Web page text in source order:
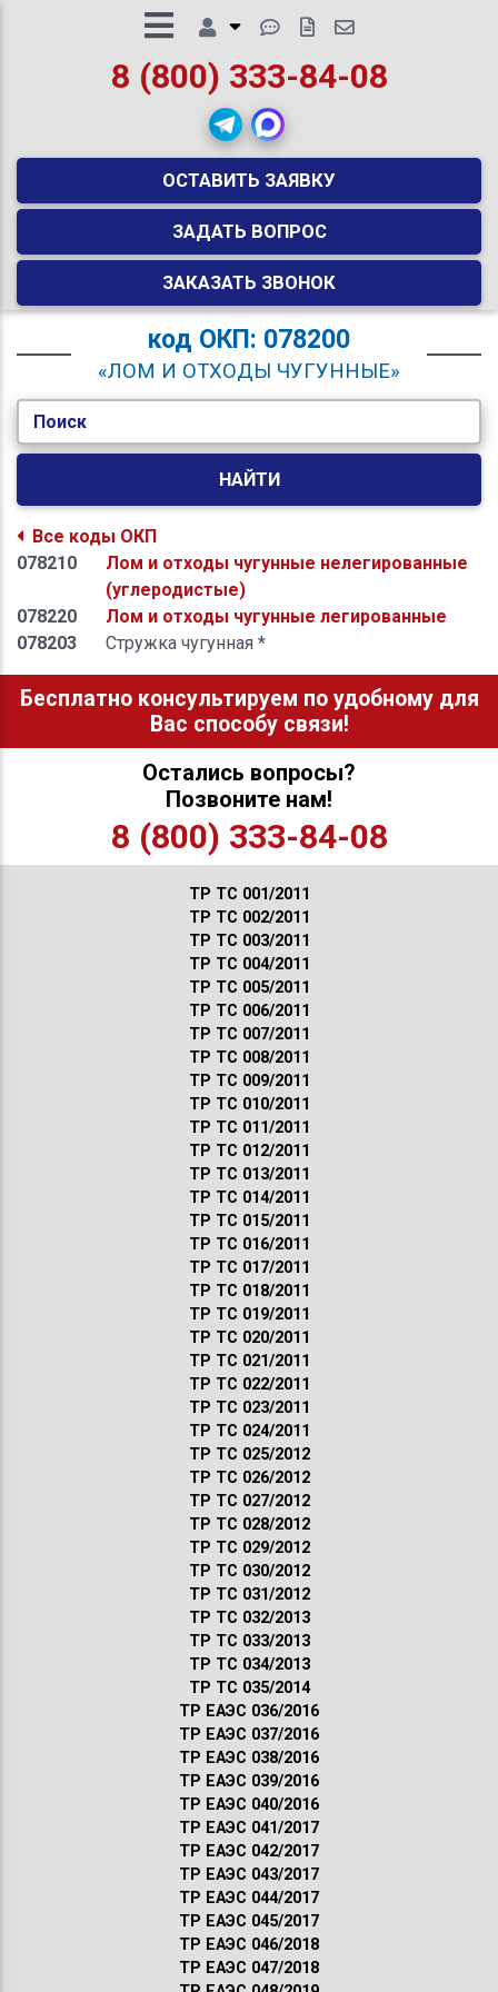
8 (800) 333-84-08
ОСТАВИТЬ ЗАЯВКУ
ЗАДАТЬ ВОПРОС
ЗАКАЗАТЬ ЗВОНОК
код ОКП: 078200
«ЛОМ И ОТХОДЫ ЧУГУННЫЕ»
Поиск
НАЙТИ
Все коды ОКП
078210
Лом и отходы чугунные нелегированные
(углеродистые)
078220
Лом и отходы чугунные легированные
078203
Стружка чугунная *
Бесплатно консультируем по удобному для
Вас способу связи!
Остались вопросы?
Позвоните нам!
8 (800) 333-84-08
ТР ТС 001/2011
ТР ТС 002/2011
ТР ТС 003/2011
ТР ТС 004/2011
ТР ТС 005/2011
ТР ТС 006/2011
ТР ТС 007/2011
ТР ТС 008/2011
ТР ТС 009/2011
ТР ТС 010/2011
ТР ТС 011/2011
ТР ТС 012/2011
ТР ТС 013/2011
ТР ТС 014/2011
ТР ТС 015/2011
ТР ТС 016/2011
ТР ТС 017/2011
ТР ТС 018/2011
ТР ТС 019/2011
ТР ТС 020/2011
ТР ТС 021/2011
ТР ТС 022/2011
ТР ТС 023/2011
ТР ТС 024/2011
ТР ТС 025/2012
ТР ТС 026/2012
ТР ТС 027/2012
ТР ТС 028/2012
ТР ТС 029/2012
ТР ТС 030/2012
ТР ТС 031/2012
ТР ТС 032/2013
ТР ТС 033/2013
ТР ТС 034/2013
ТР ТС 035/2014
ТР ЕАЭС 036/2016
ТР ЕАЭС 037/2016
ТР ЕАЭС 038/2016
ТР ЕАЭС 039/2016
ТР ЕАЭС 040/2016
ТР ЕАЭС 041/2017
ТР ЕАЭС 042/2017
ТР ЕАЭС 043/2017
ТР ЕАЭС 044/2017
ТР ЕАЭС 045/2017
ТР ЕАЭС 046/2018
ТР ЕАЭС 047/2018